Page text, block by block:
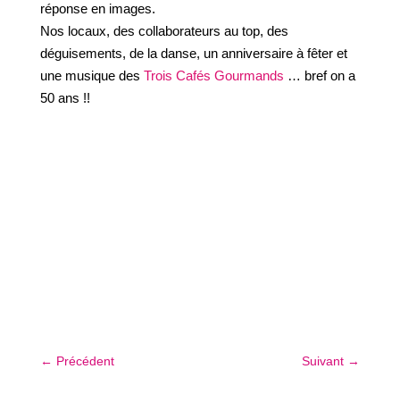
réponse en images.
Nos locaux, des collaborateurs au top, des
déguisements, de la danse, un anniversaire à fêter et
une musique des Trois Cafés Gourmands … bref on a
50 ans !!
← Précédent Suivant →